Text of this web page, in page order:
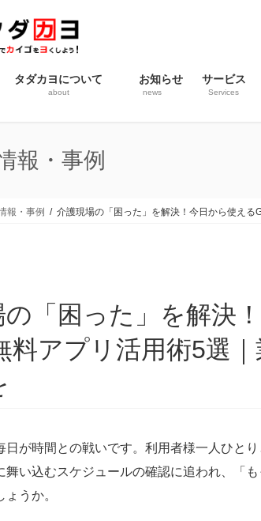
タダカヨについて
about
お知らせ
news
サービス
Services
報・事例
報・事例 介護現場の「困った」を解決！今日から使え
「困った」を解決
料アプリ活用術5選
日が時間との戦いです。利用者様一人ひと
舞い込むスケジュールの確認に追われ、「
うか。